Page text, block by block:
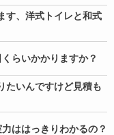
す、洋式トイレと和式
らいかかりますか？
たいんですけど見積も
ははっきりわかるの？